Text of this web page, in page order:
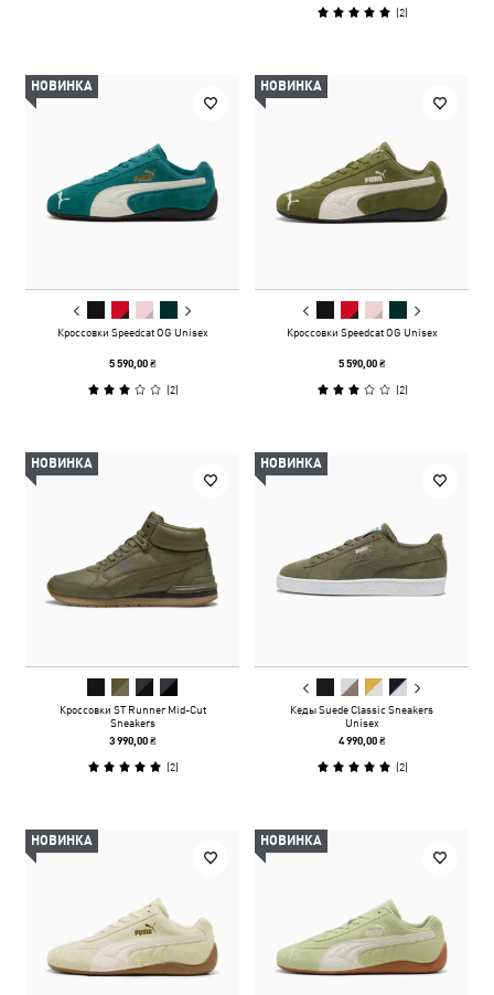
(2)
НОВИНКА
Кроссовки Speedcat OG Unisex
5 590,00 ₴
(2)
НОВИНКА
Кроссовки Speedcat OG Unisex
5 590,00 ₴
(2)
НОВИНКА
Кроссовки ST Runner Mid-Cut
Sneakers
3 990,00 ₴
(2)
НОВИНКА
Кеды Suede Classic Sneakers
Unisex
4 990,00 ₴
(2)
НОВИНКА НОВИНКА